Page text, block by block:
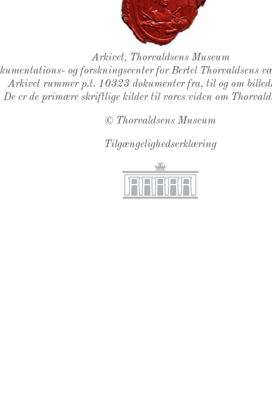
Thorvaldsens Segl
Arkivet, Thorvaldsens Museum
og forskningscenter for Bertel Thorvaldsens
Arkivet rummer p.t. 10323 dokumenter fra, til og om
De er de primære skriftlige kilder til vores viden om
© Thorvaldsens Museum
Tilgængelighedserklæring